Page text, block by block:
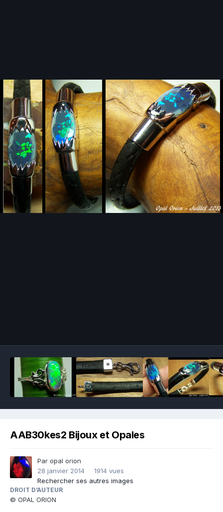
AAB30kes2 Bijoux et Opales
Par opal orion
28 janvier 2014
1914 vues
Rechercher ses autres images
DROIT D’AUTEUR
© OPAL ORION